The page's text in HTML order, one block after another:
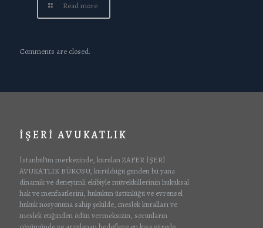
Read more
Comments are closed.
İŞERİ AVUKATLIK
İstanbul’un merkezinde, kurulan ZAFER İŞERİ
AVUKATLIK BÜROSU, kurulduğu günden bu yana
dinamik ve deneyimli ekibiyle müvekkillerinin hukuksal
hak ve menfaatlerini, hukukun üstünlüğü ve evrensel
hukuk nosyonuna sahip şekilde, meslek kuralları ve
meslek etiğinden ödün vermeksizin, sorunların